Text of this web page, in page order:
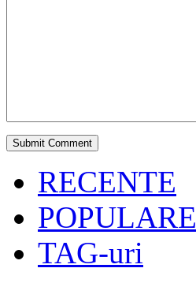
RECENTE
POPULARE
TAG-uri